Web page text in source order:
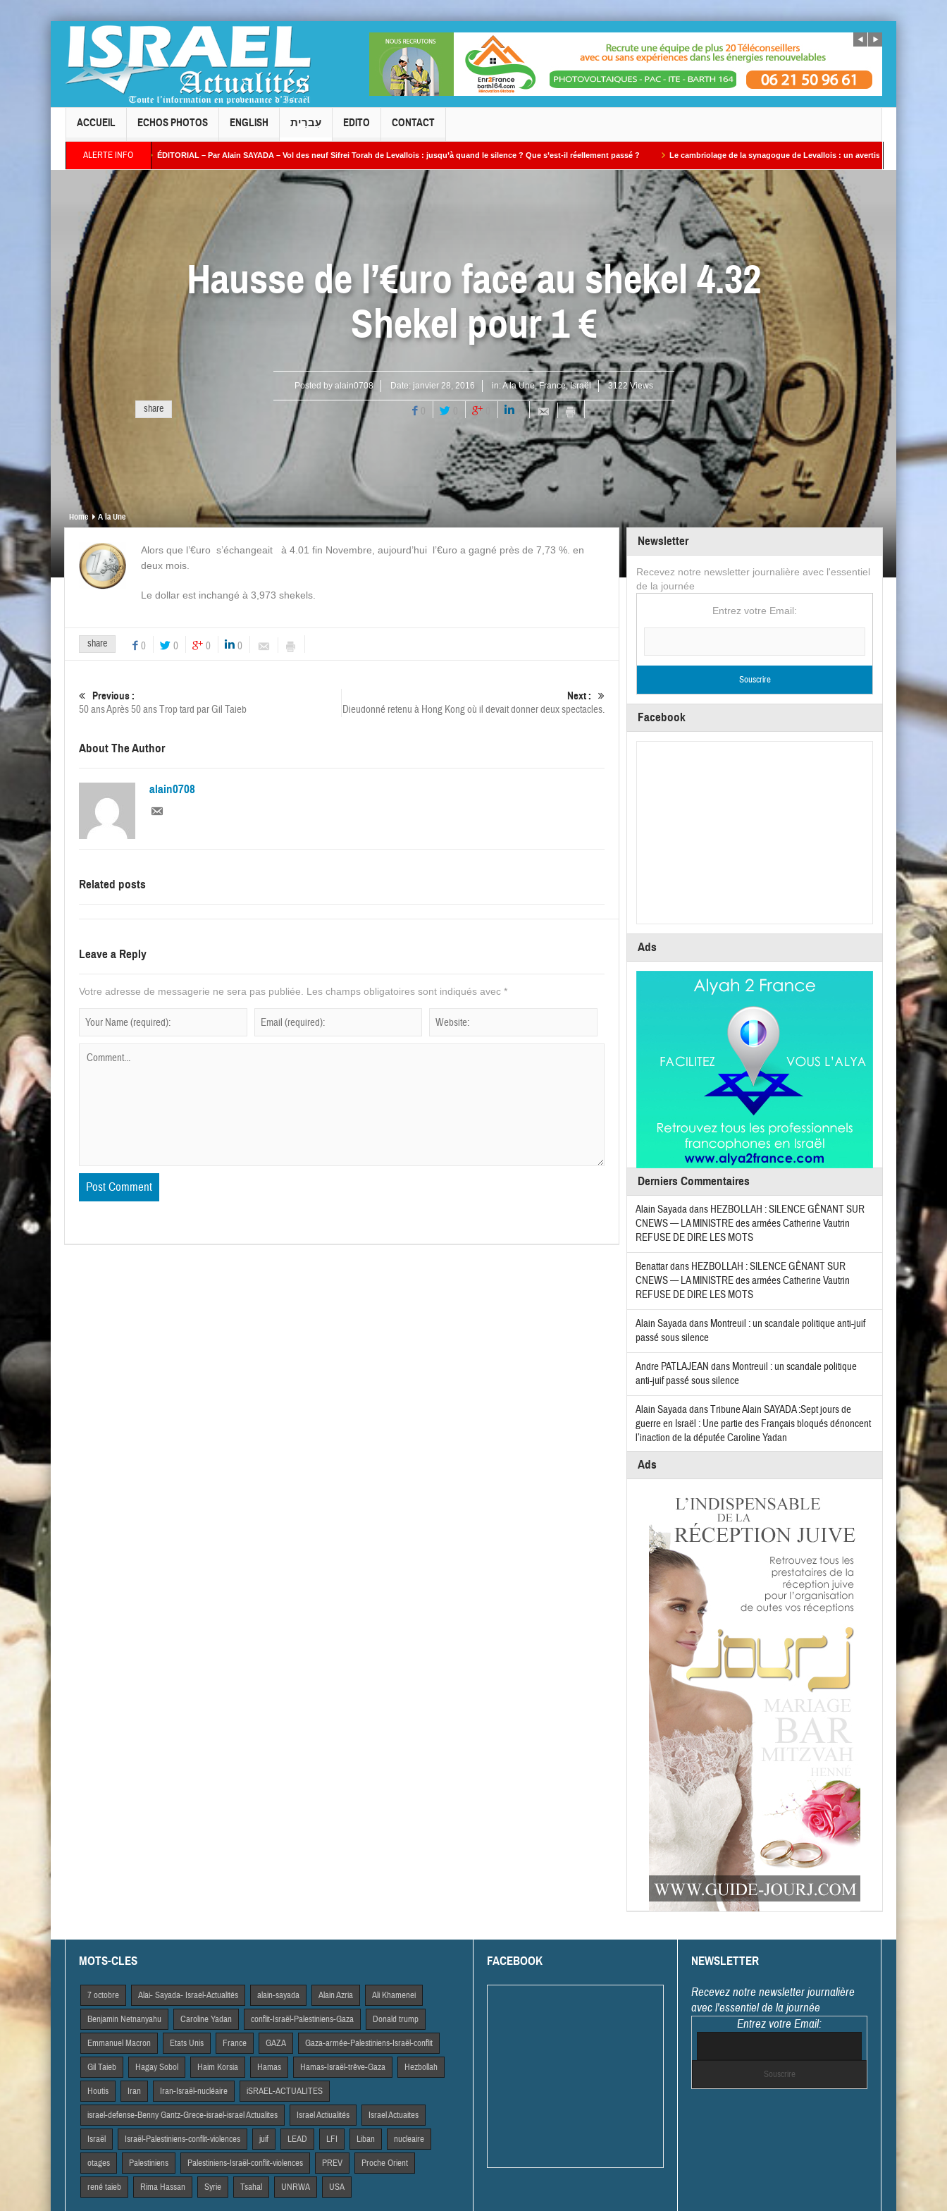
ACCUEIL ECHOS PHOTOS ENGLISH עִברִית EDITO CONTACT
ALERTE INFO
ÉDITORIAL – Par Alain SAYADA – Vol des neuf Sifrei Torah de Levallois : jusqu’à quand le silence ? Que s’est-il réellement passé ? Le cambriolage de la synagogue de Levallois : un avertissement qui ne doit pas être ignoré
Hausse de l’€uro face au shekel 4.32
Shekel pour 1 €
Posted by alain0708 Date: janvier 28, 2016 in:A la Une,France,Israël 3122 Views
share 0
Home A la Une
Alors que l’€uro s’échangeait à 4.01 fin Novembre, aujourd’hui l’€uro a gagné près de 7,73 %. en
deux mois.
Le dollar est inchangé à 3,973 shekels.
share 0 0 0 0
Previous :
50 ans Après 50 ans Trop tard par Gil Taieb
Next :
Dieudonné retenu à Hong Kong où il devait donner deux spectacles.
About The Author
alain0708
Related posts
Leave a Reply
Votre adresse de messagerie ne sera pas publiée. Les champs obligatoires sont indiqués avec *
Newsletter
Recevez notre newsletter journalière avec l'essentiel
de la journée
Entrez votre Email:
Facebook
Ads
Derniers Commentaires
Alain Sayadadans HEZBOLLAH : SILENCE GÊNANT SUR
CNEWS — LA MINISTRE des armées Catherine Vautrin
REFUSE DE DIRE LES MOTS
Benattardans HEZBOLLAH : SILENCE GÊNANT SUR
CNEWS — LA MINISTRE des armées Catherine Vautrin
REFUSE DE DIRE LES MOTS
Alain Sayadadans Montreuil : un scandale politique anti-juif
passé sous silence
Andre PATLAJEAN dans Montreuil : un scandale politique
anti-juif passé sous silence
Alain SayadadansTribune Alain SAYADA :Sept jours de
guerre en Israël : Une partie des Français bloqués dénoncent
l’inaction de la députée Caroline Yadan
Ads
MOTS-CLES
7 octobre Alai- Sayada- Israel-Actualités alain-sayada Alain Azria Ali Khamenei
Benjamin Netnanyahu Caroline Yadan conflit-Israël-Palestiniens-Gaza Donald trump
Emmanuel Macron Etats Unis France GAZA Gaza-armée-Palestiniens-Israël-conflit
Gil Taieb Hagay Sobol Haim Korsia Hamas Hamas-Israël-trêve-Gaza Hezbollah
Houtis Iran Iran-Israël-nucléaire iSRAEL-ACTUALITES
israel-defense-Benny Gantz-Grece-israel-israel Actualites Israel Actiualités Israel Actuaites
Israël Israël-Palestiniens-conflit-violences juif LEAD LFI Liban nucleaire
otages Palestiniens Palestiniens-Israël-conflit-violences PREV Proche Orient
rené taieb Rima Hassan Syrie Tsahal UNRWA USA
FACEBOOK NEWSLETTER
Recevez notre newsletter journalière
avec l'essentiel de la journée
Entrez votre Email: